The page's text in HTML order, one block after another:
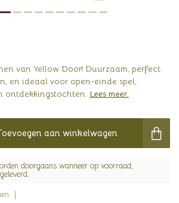
van Yellow Door! Duurzaam, perfect
en ideaal voor open-einde spel,
ontdekkingstochten. Lees meer.
aan winkelwagen
doorgaans wanneer op voorraad,